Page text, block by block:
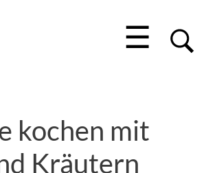
☰
kochen mit
Kräutern